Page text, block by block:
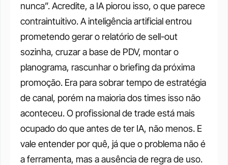
nunca”. Acredite, a IA piorou isso, o que parece
contraintuitivo. A inteligência artificial entrou
prometendo gerar o relatório de sell-out
sozinha, cruzar a base de PDV, montar o
planograma, rascunhar o briefing da próxima
promoção. Era para sobrar tempo de estratégia
de canal, porém na maioria dos times isso não
aconteceu. O profissional de trade está mais
ocupado do que antes de ter IA, não menos. E
vale entender por quê, já que o problema não é
a ferramenta, mas a ausência de regra de uso.